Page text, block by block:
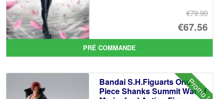
€79.90
Le
€67.56
Le
PRÉ COMMANDE
Promo !
Bandai S.H.Figuarts One
Piece Shanks Summit War of